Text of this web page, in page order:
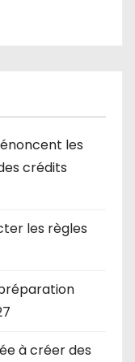
les
crédits
les règles
à créer des